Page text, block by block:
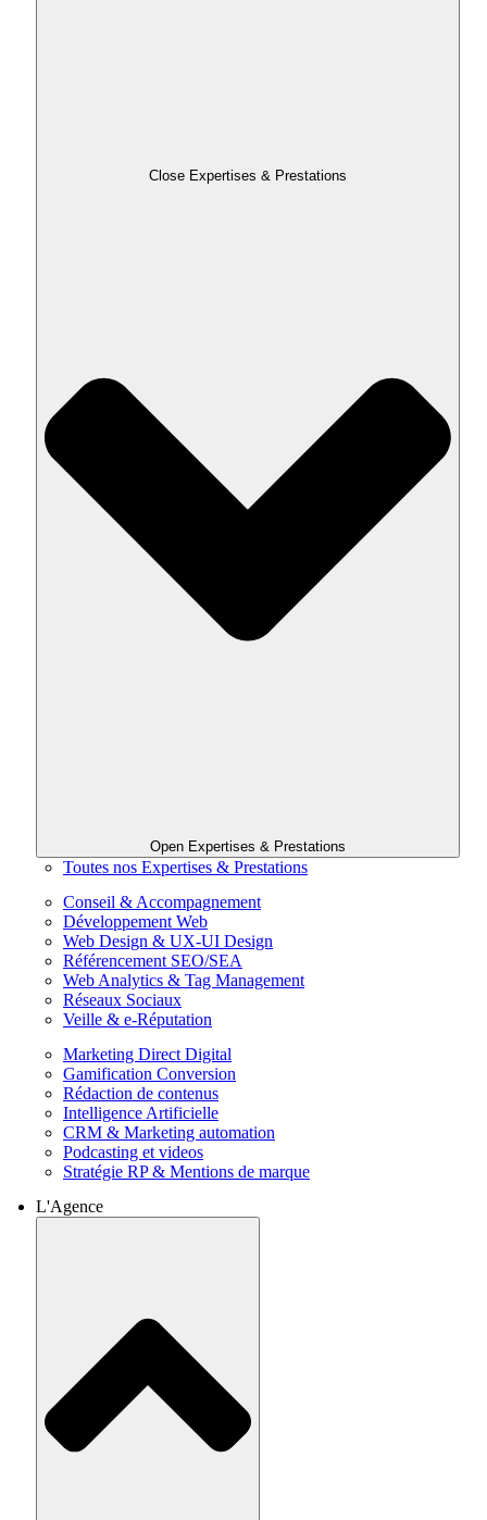
Close Expertises & Prestations
Open Expertises & Prestations
Toutes nos Expertises & Prestations
Conseil & Accompagnement
Développement Web
Web Design & UX-UI Design
Référencement SEO/SEA
Web Analytics & Tag Management
Réseaux Sociaux
Veille & e-Réputation
Marketing Direct Digital
Gamification Conversion
Rédaction de contenus
Intelligence Artificielle
CRM & Marketing automation
Podcasting et videos
Stratégie RP & Mentions de marque
L'Agence